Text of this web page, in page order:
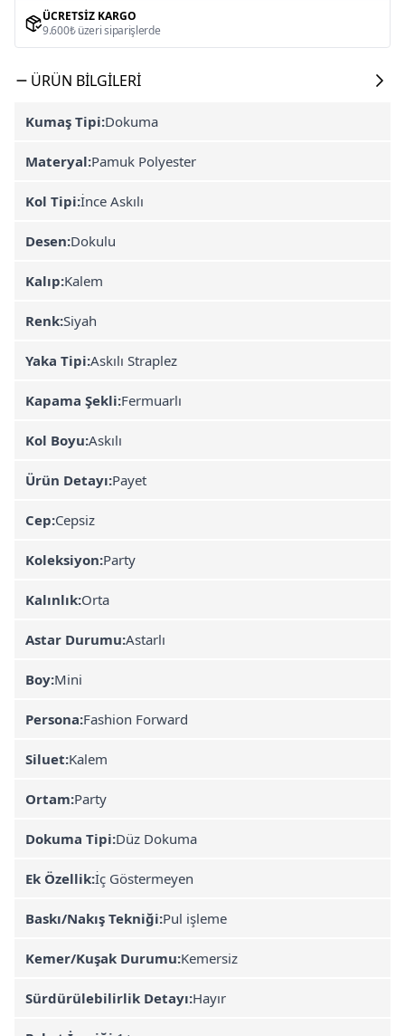
ÜCRETSIZ KARGO
9.600₺ üzeri siparişlerde
ÜRÜN BILGILERI
Kumaş Tipi:Dokuma
Materyal:Pamuk Polyester
Kol Tipi:İnce Askılı
Desen:Dokulu
Kalıp:Kalem
Renk:Siyah
Yaka Tipi:Askılı Straplez
Kapama Şekli:Fermuarlı
Kol Boyu:Askılı
Ürün Detayı:Payet
Cep:Cepsiz
Koleksiyon:Party
Kalınlık:Orta
Astar Durumu:Astarlı
Boy:Mini
Persona:Fashion Forward
Siluet:Kalem
Ortam:Party
Dokuma Tipi:Düz Dokuma
Ek Özellik:İç Göstermeyen
Baskı/Nakış Tekniği:Pul işleme
Kemer/Kuşak Durumu:Kemersiz
Sürdürülebilirlik Detayı:Hayır